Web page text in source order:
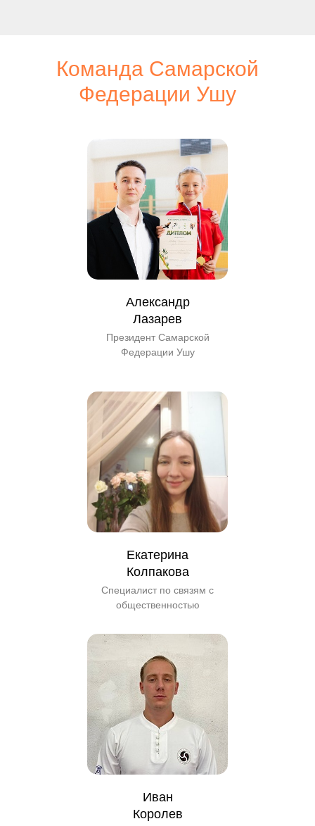
Команда Самарской
Федерации Ушу
Александр
Лазарев
Президент Самарской
Федерации Ушу
Екатерина
Колпакова
Специалист по связям с
общественностью
Иван
Королев